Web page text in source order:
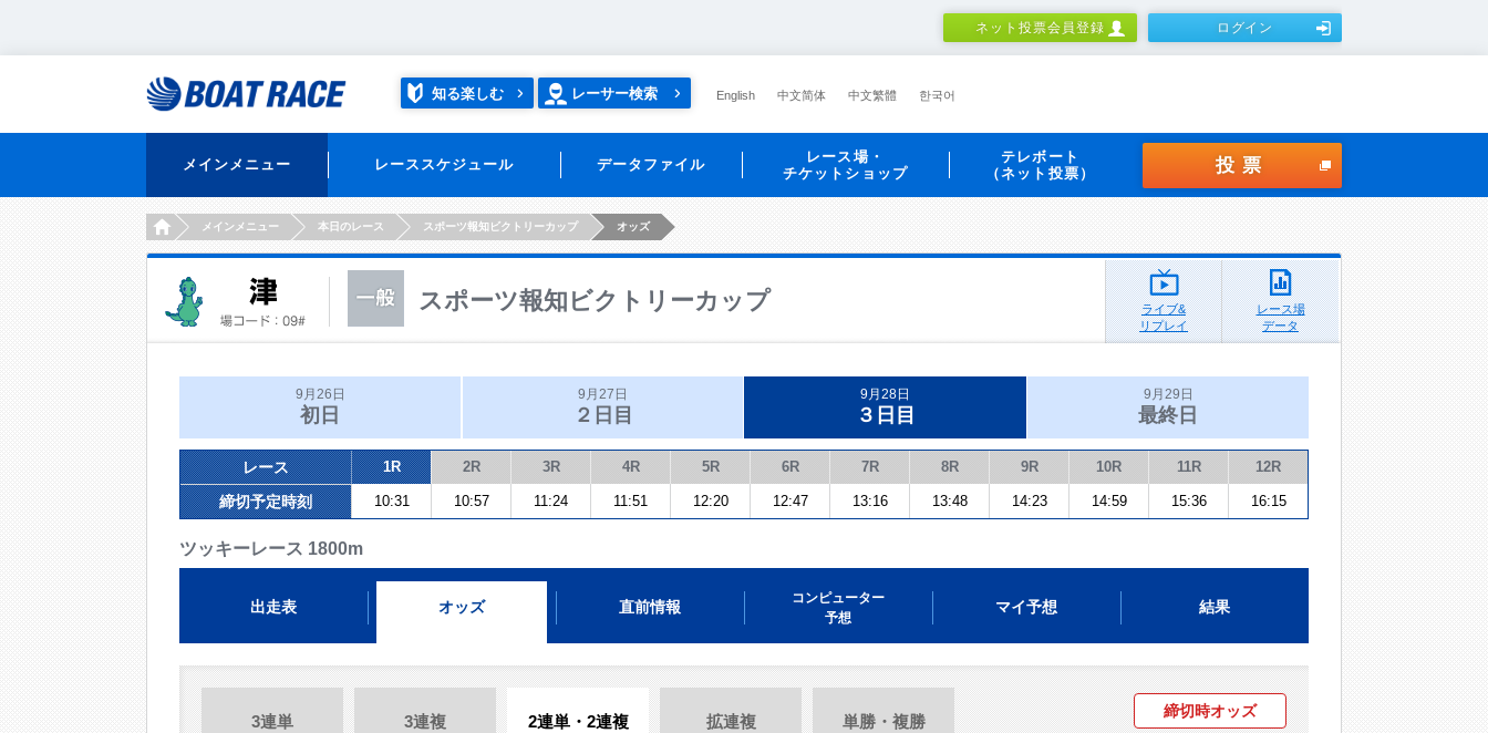
ネット投票会員登録 ログイン
知る楽しむ レーサー検索 English 中文简体 中文繁體 한국어
メインメニュー レーススケジュール データファイル
レース場・
チケットショップ
テレボート
（ネット投票）
投票
HOMEメインメニュー 本日のレース スポーツ報知ビクトリーカップ オッズ
スポーツ報知ビクトリーカップ
ライブ&
リプレイ
レース場
データ
9月26日
初日
9月27日
２日目
9月28日
３日目
9月29日
最終日
レース 1R 2R 3R 4R 5R 6R 7R 8R 9R 10R 11R 12R
締切予定時刻 10:31 10:57 11:24 11:51 12:20 12:47 13:16 13:48 14:23 14:59 15:36 16:15
ツッキーレース 1800m
出走表 オッズ 直前情報
コンピューター
予想
マイ予想 結果
3連単 3連複 2連単・2連複 拡連複 単勝・複勝
締切時オッズ